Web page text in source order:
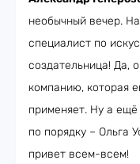
необычный вечер.
специалист по
создательница! Да,
компанию, которая
применяет. Ну а
по порядку – Ольга
привет всем-всем!